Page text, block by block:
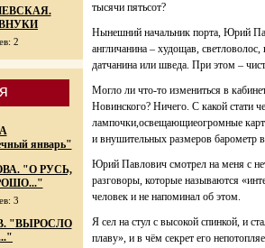
2
январь"
"О РУСЬ,
3
"ВЫРОСЛО
тысячи пятьсот?
Нынешний начальник порта, Юрий
англичанина – худощав,
датчанина или шведа. При этом –
Могло ли что-то измениться в
Новинского? Ничего. С какой стати
лампочки,освещающиеогромные
и внушительных размеров барометр
Юрий Павлович смотрел на меня с
разговоры, которые называются
человек и не напоминал об этом.
Я сел на стул с высокой спинкой, и
плаву», и в чём секрет его